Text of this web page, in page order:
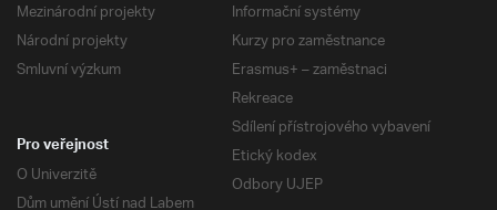
Mezinárodní projekty
Národní projekty
Smluvní výzkum
Informační systémy
Kurzy pro zaměstnance
Erasmus+ – zaměstnaci
Rekreace
Sdílení přístrojového vybavení
Etický kodex
Odbory UJEP
Pro veřejnost
O Univerzitě